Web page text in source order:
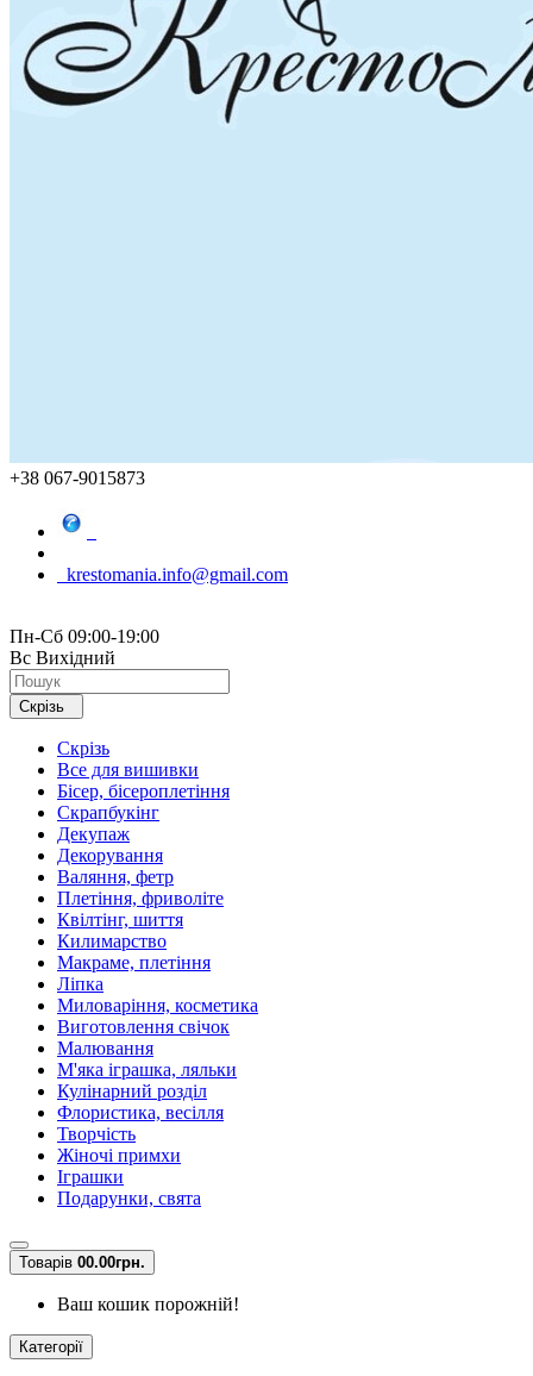
+38 067-9015873
krestomania.info@gmail.com
Пн-Сб 09:00-19:00
Вс Вихідний
Скрізь
Скрізь
Все для вишивки
Бісер, бісероплетіння
Скрапбукінг
Декупаж
Декорування
Валяння, фетр
Плетіння, фриволіте
Квілтінг, шиття
Килимарство
Макраме, плетіння
Ліпка
Миловаріння, косметика
Виготовлення свічок
Малювання
М'яка іграшка, ляльки
Кулінарний розділ
Флористика, весілля
Творчість
Жіночі примхи
Іграшки
Подарунки, свята
Товарів 00.00грн.
Ваш кошик порожній!
Категорії